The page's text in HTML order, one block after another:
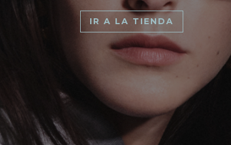
IR A LA TIENDA